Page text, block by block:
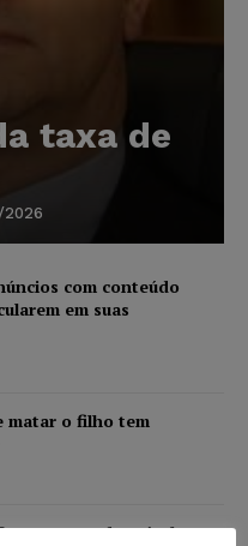
taxa de
com conteúdo
em suas
matar o filho tem
na compra de veículos